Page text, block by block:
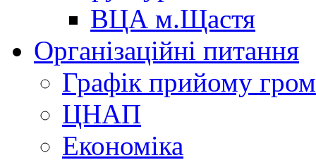
ВЦА м.Щастя
Організаційні питання
Графік прийому
ЦНАП
Економіка